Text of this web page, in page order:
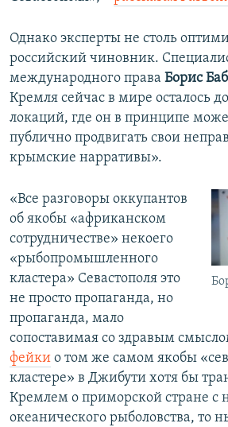
Однако эксперты не столь
российский чиновник.
международного права Борис
Кремля сейчас в мире осталось
локаций, где он в принципе
публично продвигать свои
крымские нарративы».
«Все разговоры оккупантов
об якобы «африканском
сотрудничестве» некоего
«рыбопромышленного
кластера» Севастополя это
не просто пропаганда, но
пропаганда, мало
сопоставимая со здравым
фейки о том же самом якобы
кластере» в Джибути хотя бы
Кремлем о приморской стране с
океанического рыболовства, то